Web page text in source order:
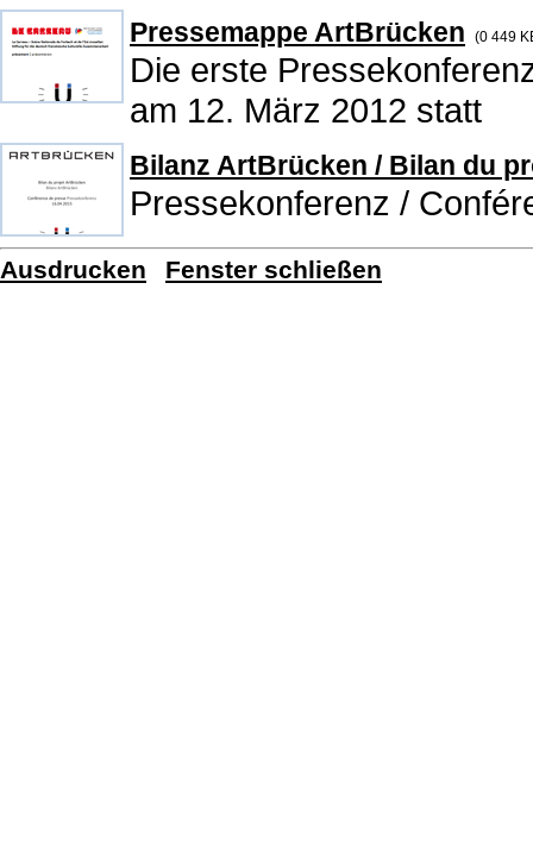
Pressemappe ArtBrücken (0 449
Die erste
am 12. März 2012 statt
Bilanz ArtBrücken / Bilan du
Pressekonferenz /
Ausdrucken Fenster schließen